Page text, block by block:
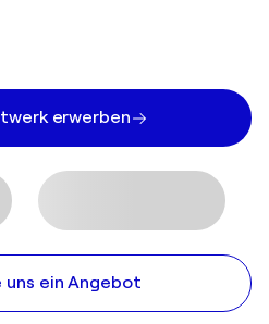
erwerben
uns ein Angebot